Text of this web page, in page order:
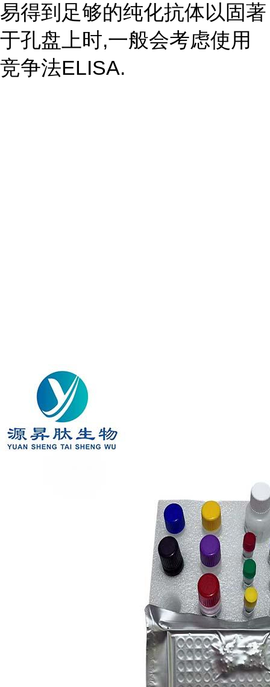
易得到足够的纯化抗体以固著
于孔盘上时,一般会考虑使用
竞争法ELISA.